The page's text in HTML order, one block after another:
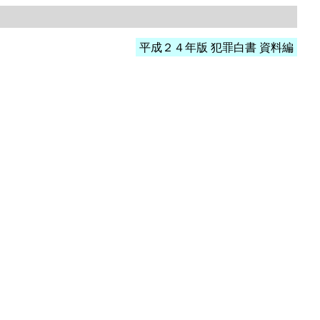
平成２４年版 犯罪白書 資料編